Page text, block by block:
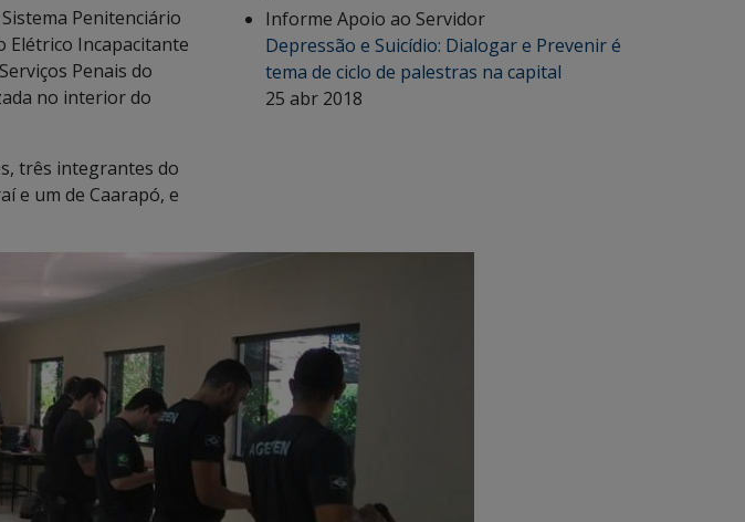
Penitenciário
Elétrico Incapacitante
Penais do
no interior do
três integrantes do
e um de Caarapó, e
Informe Apoio ao Servidor
Depressão e Suicídio: Dialogar e Prevenir é
tema de ciclo de palestras na capital
25 abr 2018